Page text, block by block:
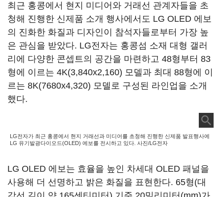
최근 홍콩에서 현지 미디어와 거래선 관계자들을 초
청해 진행한 신제품 소개 행사에서도 LG OLED 에보
의 진화한 화질과 디자인이 참석자들로부터 가장 높
은 관심을 받았다. LG전자는 홍콩섬 소재 대형 갤러
리에 다양한 콘셉트의 공간을 마련하고 48형부터 83
형에 이르는 4K(3,840x2,160) 모델과 최대 88형에 이
르는 8K(7680x4,320) 모델로 구성된 라인업을 소개
했다.
LG전자가 최근 홍콩에서 현지 거래선과 미디어를 초청해 진행한 신제품 발표행사에
LG 유기발광다이오드(OLED) 에보를 전시하고 있다. 사진/LG전자
LG OLED 에보는 효율을 높인 차세대 OLED 패널을
사용해 더 선명하고 밝은 화질을 표현한다. 65형(대